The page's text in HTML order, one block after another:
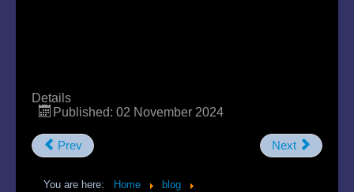
Details
Published: 02 November 2024
Prev Next
You are here: Home
blog